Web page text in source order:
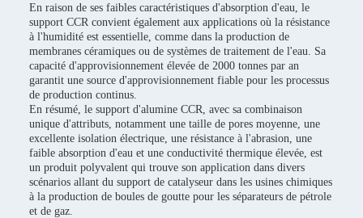
En raison de ses faibles caractéristiques d'absorption d'eau, le
support CCR convient également aux applications où la résistance
à l'humidité est essentielle, comme dans la production de
membranes céramiques ou de systèmes de traitement de l'eau. Sa
capacité d'approvisionnement élevée de 2000 tonnes par an
garantit une source d'approvisionnement fiable pour les processus
de production continus.
En résumé, le support d'alumine CCR, avec sa combinaison
unique d'attributs, notamment une taille de pores moyenne, une
excellente isolation électrique, une résistance à l'abrasion, une
faible absorption d'eau et une conductivité thermique élevée, est
un produit polyvalent qui trouve son application dans divers
scénarios allant du support de catalyseur dans les usines chimiques
à la production de boules de goutte pour les séparateurs de pétrole
et de gaz.